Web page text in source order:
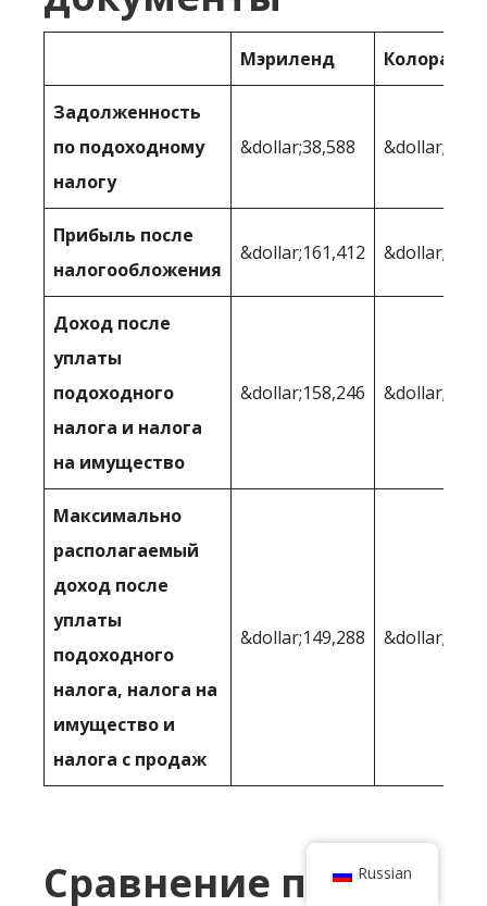
Мэриленд Колорадо
Задолженность
по подоходному
налогу
&dollar;38,588
Прибыль после
налогообложения
&dollar;161,412 &dollar;162
Доход после
уплаты
подоходного
налога и налога
на имущество
&dollar;158,246
Максимально
располагаемый
доход после
уплаты
подоходного
налога, налога на
имущество и
налога с продаж
&dollar;149,288 &dollar;148
Сравнение после
Russian